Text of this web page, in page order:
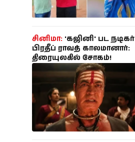
சினிமா: 'கஜினி' பட நடிகர்
பிரதீப் ராவத் காலமானார்:
திரையுலகில் சோகம்!